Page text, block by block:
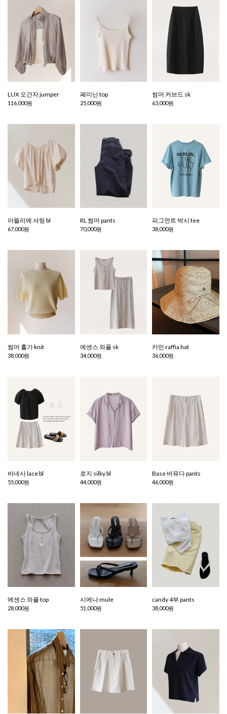
LUX 오간자 jumper
116,000원
페미닌 top
25,000원
썸머 커브드 sk
63,000원
아뜰리에 셔링 bl
67,000원
RL 썸머 pants
70,000원
피그먼트 박시 tee
38,000원
썸머 홀가 knit
38,000원
에센스 와플 sk
34,000원
카민 raffia hat
36,000원
바네사 lace bl
55,000원
로지 silky bl
44,000원
Base 버뮤다 pants
46,000원
에센스 와플 top
28,000원
시에나 mule
51,000원
candy 4부 pants
38,000원